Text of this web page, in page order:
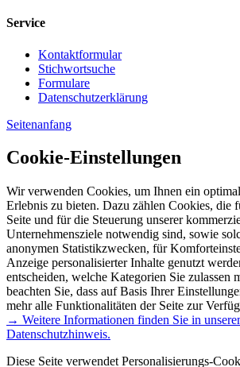
Service
Kontaktformular
Stichwortsuche
Formulare
Datenschutzerklärung
Seitenanfang
Cookie-Einstellungen
Wir verwenden Cookies, um Ihnen ein
Erlebnis zu bieten. Dazu zählen Cookies, die
Seite und für die Steuerung unserer
Unternehmensziele notwendig sind, sowie
anonymen Statistikzwecken, für
Anzeige personalisierter Inhalte genutzt
entscheiden, welche Kategorien Sie zulassen
beachten Sie, dass auf Basis Ihrer
mehr alle Funktionalitäten der Seite zur
→ Weitere Informationen finden Sie in
Datenschutzhinweis.
Diese Seite verwendet Personalisierungs-